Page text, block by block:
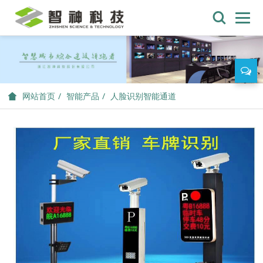
网站首页 智能产品 人脸识别智能通道